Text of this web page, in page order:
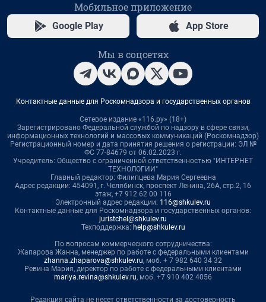
Мобильное приложение
Google Play App Store
Мы в соцсетях
Контактные данные для Роскомнадзора и государственных органов
Сетевое издание «116.ру» (18+)
Зарегистрировано Федеральной службой по надзору в сфере связи,
информационных технологий и массовых коммуникаций (Роскомнадзор)
Регистрационный номер и дата принятия решения о регистрации: ЭЛ №
ФС 77-84679 от 06.02.2023 г.
Учредитель: Общество с ограниченной ответственностью "ИНТЕРНЕТ
ТЕХНОЛОГИИ"
Главный редактор: Филипцева Мария Сергеевна
Адрес редакции: 454091, г. Челябинск, проспект Ленина, 26А, стр.2, 16
этаж, +7 912 62 00 116
Электронный адрес редакции: 116@shkulev.ru
Контактные данные для Роскомнадзора и государственных органов:
juristchel@shkulev.ru
Техподдержка: help@shkulev.ru
По вопросам коммерческого сотрудничества:
Жапарова Жанна, менеджер по работе с федеральными клиентами
zhanna.zhaparova@shkulev.ru, моб. + 7 982 640 34 32
Ревина Мария, директор по работе с федеральными клиентами
mariya.revina@shkulev.ru, моб. +7 910 402 4056
Редакция сайта не несет ответственности за достоверность